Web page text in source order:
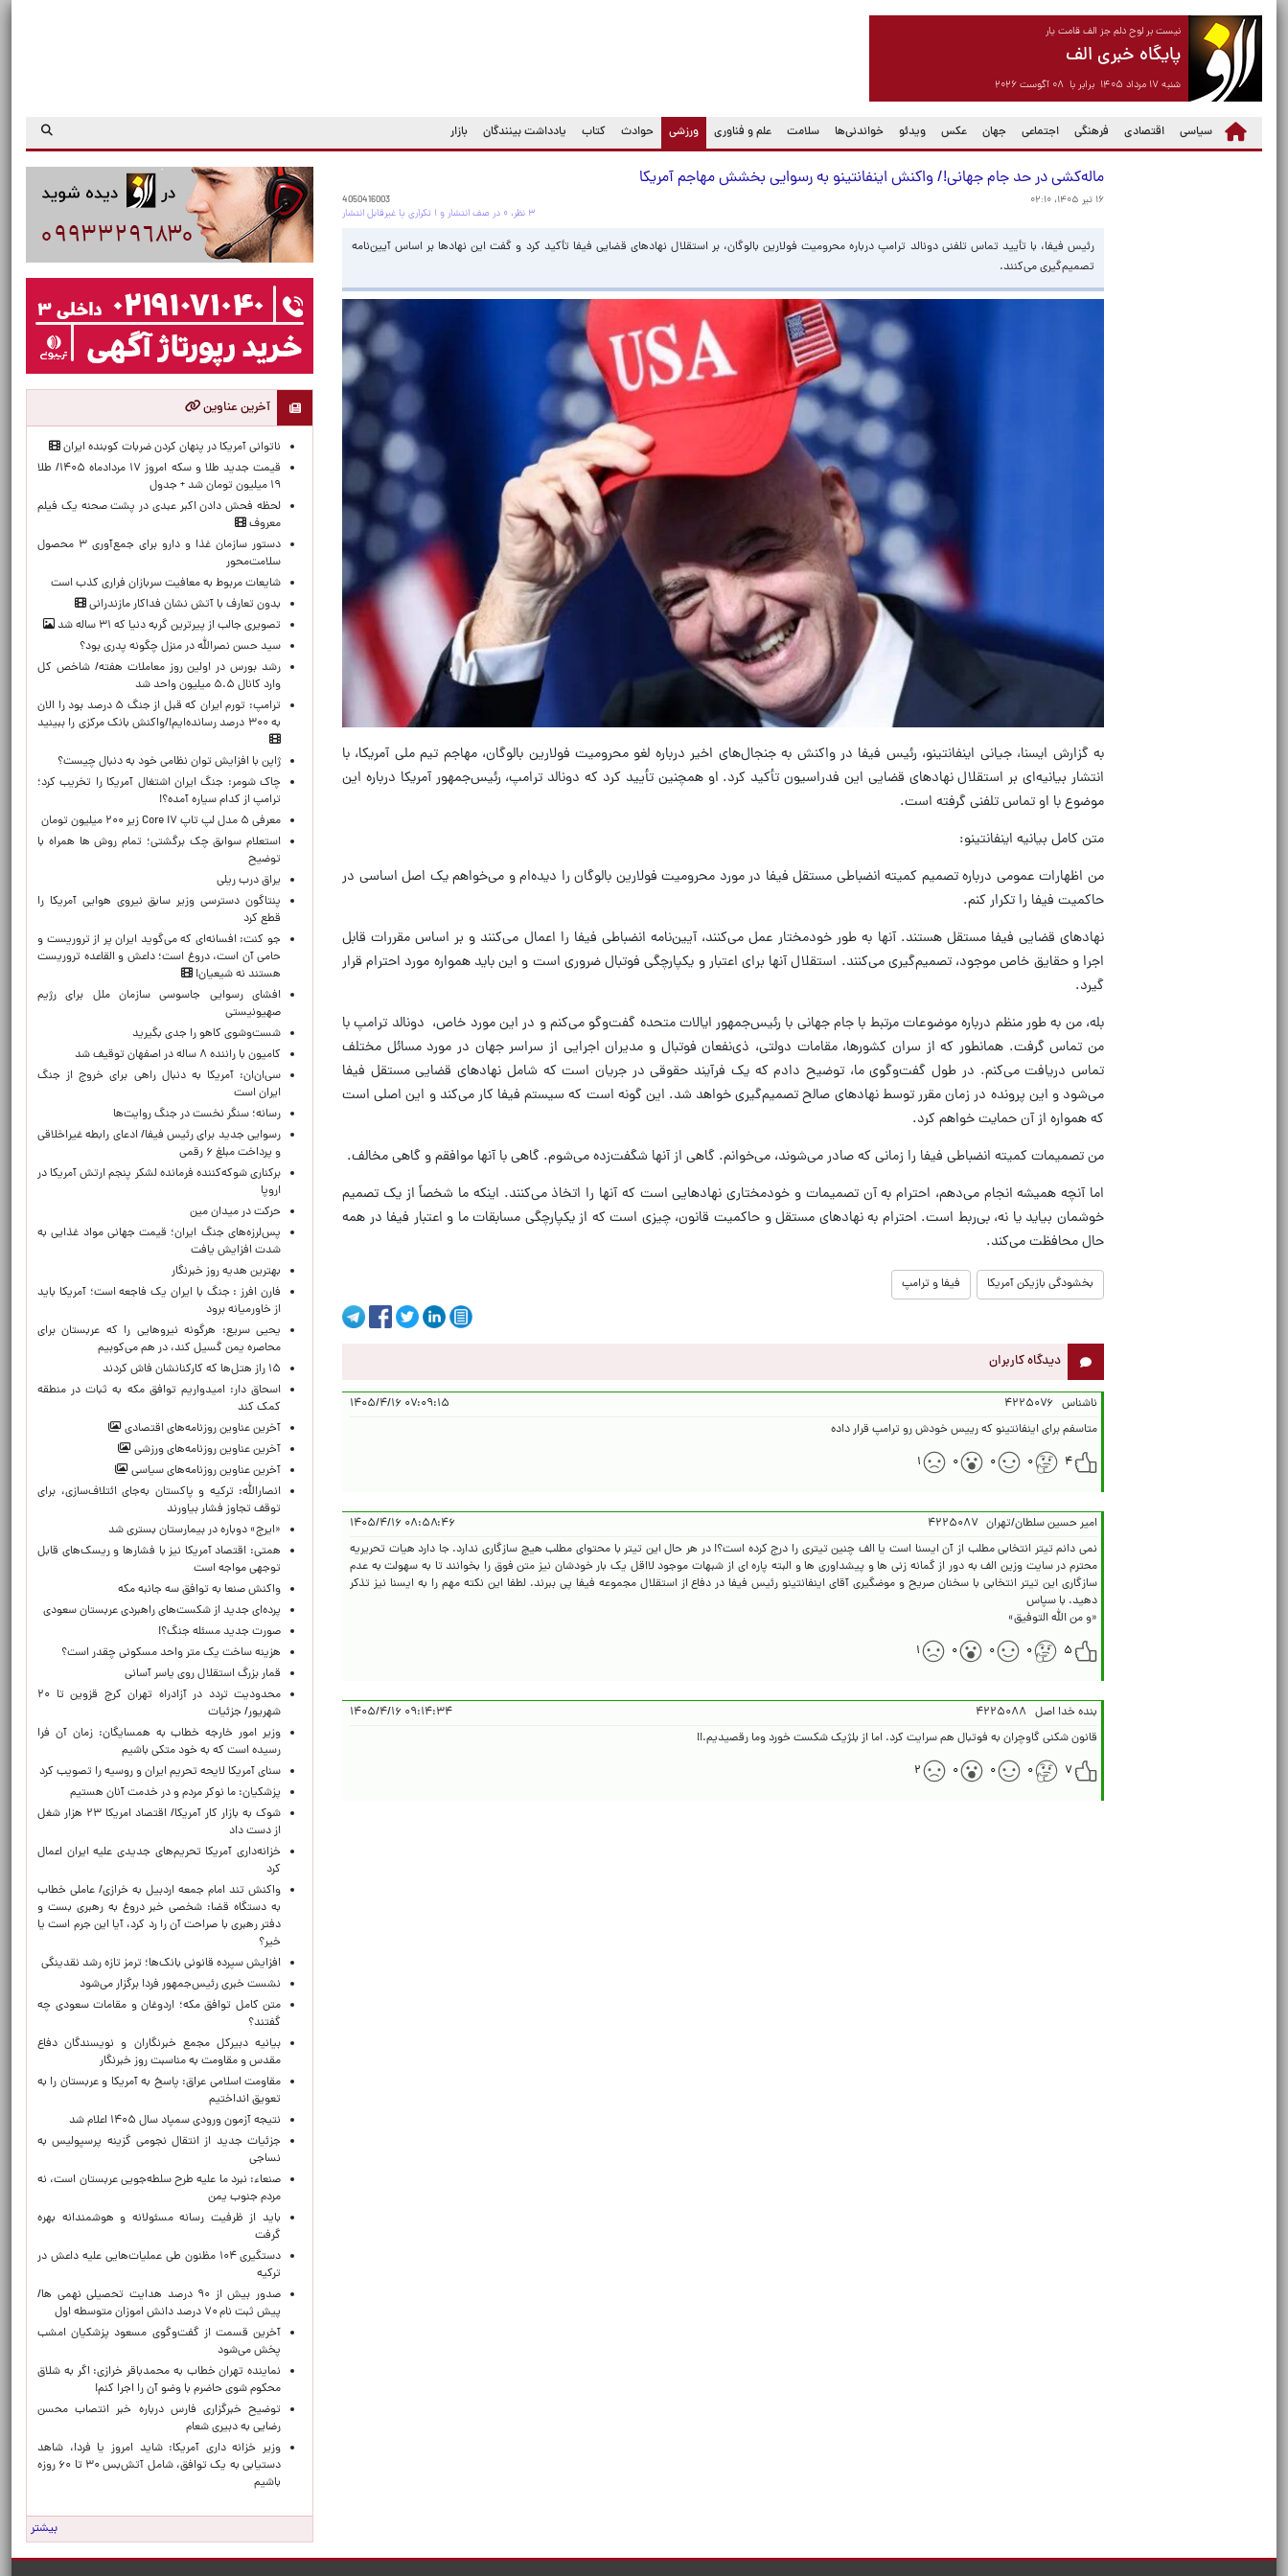
نیست بر لوح دلم جز الف قامت یار
پایگاه خبری الف
شنبه ۱۷ مرداد ۱۴۰۵ برابر با ۰۸ آگوست ۲۰۲۶
سیاسی اقتصادی فرهنگی اجتماعی جهان عکس ویدئو خواندنی‌ها سلامت علم و فناوری ورزشی
(current) حوادث کتاب یادداشت بینندگان بازار
ماله‌کشی در حد جام جهانی!/ واکنش اینفانتینو به رسوایی بخشش مهاجم آمریکا
۱۶ تیر ۱۴۰۵، ۰۲:۱۰
4050416003
۳ نظر، ۰ در صف انتشار و ۱ تکراری یا غیرقابل انتشار
رئیس فیفا، با تأیید تماس تلفنی دونالد ترامپ درباره محرومیت فولارین بالوگان، بر استقلال نهادهای قضایی فیفا تأکید کرد و گفت این نهادها بر اساس آیین‌نامه
تصمیم‌گیری می‌کنند.
به گزارش ایسنا، جیانی اینفانتینو، رئیس فیفا در واکنش به جنجال‌های اخیر درباره لغو محرومیت فولارین بالوگان، مهاجم تیم ملی آمریکا، با
انتشار بیانیه‌ای بر استقلال نهادهای قضایی این فدراسیون تأکید کرد. او همچنین تأیید کرد که دونالد ترامپ، رئیس‌جمهور آمریکا درباره این
موضوع با او تماس تلفنی گرفته است.
متن کامل بیانیه اینفانتینو:
من اظهارات عمومی درباره تصمیم کمیته انضباطی مستقل فیفا در مورد محرومیت فولارین بالوگان را دیده‌ام و می‌خواهم یک اصل اساسی در
حاکمیت فیفا را تکرار کنم.
نهادهای قضایی فیفا مستقل هستند. آنها به طور خودمختار عمل می‌کنند، آیین‌نامه انضباطی فیفا را اعمال می‌کنند و بر اساس مقررات قابل
اجرا و حقایق خاص موجود، تصمیم‌گیری می‌کنند. استقلال آنها برای اعتبار و یکپارچگی فوتبال ضروری است و این باید همواره مورد احترام قرار
گیرد.
بله، من به طور منظم درباره موضوعات مرتبط با جام جهانی با رئیس‌جمهور ایالات متحده گفت‌وگو می‌کنم و در این مورد خاص، دونالد ترامپ با
من تماس گرفت. همانطور که از سران کشورها، مقامات دولتی، ذی‌نفعان فوتبال و مدیران اجرایی از سراسر جهان در مورد مسائل مختلف
تماس دریافت می‌کنم. در طول گفت‌وگوی ما، توضیح دادم که یک فرآیند حقوقی در جریان است که شامل نهادهای قضایی مستقل فیفا
می‌شود و این پرونده در زمان مقرر توسط نهادهای صالح تصمیم‌گیری خواهد شد. این گونه است که سیستم فیفا کار می‌کند و این اصلی است
که همواره از آن حمایت خواهم کرد.
من تصمیمات کمیته انضباطی فیفا را زمانی که صادر می‌شوند، می‌خوانم. گاهی از آنها شگفت‌زده می‌شوم. گاهی با آنها موافقم و گاهی مخالف.
اما آنچه همیشه انجام می‌دهم، احترام به آن تصمیمات و خودمختاری نهادهایی است که آنها را اتخاذ می‌کنند. اینکه ما شخصاً از یک تصمیم
خوشمان بیاید یا نه، بی‌ربط است. احترام به نهادهای مستقل و حاکمیت قانون، چیزی است که از یکپارچگی مسابقات ما و اعتبار فیفا در همه
حال محافظت می‌کند.
بخشودگی بازیکن آمریکا فیفا و ترامپ
دیدگاه کاربران
ناشناس ۴۲۲۵۰۷۶
۰۷:۰۹:۱۵ ۱۴۰۵/۴/۱۶
متاسفم برای اینفانتینو که رییس خودش رو ترامپ قرار داده
۴
۰ ۰ ۰ ۱
امیر حسین سلطان/تهران ۴۲۲۵۰۸۷
۰۸:۵۸:۴۶ ۱۴۰۵/۴/۱۶
نمی دانم تیتر انتخابی مطلب از آن ایسنا است یا الف چنین تیتری را درج کرده است؟! در هر حال این تیتر با محتوای مطلب هیچ سازگاری ندارد. جا دارد هیات تحریریه
محترم در سایت وزین الف به دور از گمانه زنی ها و پیشداوری ها و البته پاره ای از شبهات موجود لااقل یک بار خودشان نیز متن فوق را بخوانند تا به سهولت به عدم
سازگاری این تیتر انتخابی با سخنان صریح و موضگیری آقای اینفانتینو رئیس فیفا در دفاع از استقلال مجموعه فیفا پی ببرند. لطفا این نکته مهم را به ایسنا نیز تذکر
«و من الله التوفیق»
۵
۰ ۰ ۰ ۱
بنده خدا اصل ۴۲۲۵۰۸۸
۰۹:۱۴:۳۴ ۱۴۰۵/۴/۱۶
قانون شکنی گاوچران به فوتبال هم سرایت کرد. اما از بلژیک شکست خورد وما رقصیدیم.!!
۷
۰ ۰ ۰ ۲
آخرین عناوین
ناتوانی آمریکا در پنهان کردن ضربات کوبنده ایران
قیمت جدید طلا و سکه امروز ۱۷ مردادماه ۱۴۰۵/ طلا
۱۹ میلیون تومان شد + جدول
لحظه‌ فحش دادن اکبر عبدی در پشت صحنه یک فیلم
معروف
دستور سازمان غذا و دارو برای جمع‌آوری ۳ محصول
سلامت‌محور
شایعات مربوط به معافیت سربازان فراری کذب است
بدون تعارف با آتش نشان فداکار مازندرانی
تصویری جالب از پیرترین گربه دنیا که ۳۱ ساله شد
سید حسن نصرالله در منزل چگونه پدری بود؟
رشد بورس در اولین روز معاملات هفته/ شاخص کل
وارد کانال ۵.۵ میلیون واحد شد
ترامپ: تورم ایران که قبل از جنگ ۵ درصد بود را الان
به ۳۰۰ درصد رسانده‌ایم!/واکنش بانک مرکزی را ببینید
ژاپن با افزایش توان نظامی خود به دنبال چیست؟
چاک شومر: جنگ ایران اشتغال آمریکا را تخریب کرد؛
ترامپ از کدام سیاره آمده؟!
معرفی ۵ مدل لپ تاپ Core i۷ زیر ۲۰۰ میلیون تومان
استعلام سوابق چک برگشتی؛ تمام روش ها همراه با
توضیح
یراق درب ریلی
پنتاگون دسترسی وزیر سابق نیروی هوایی آمریکا را
قطع کرد
جو کنت: افسانه‌ای که می‌گوید ایران پر از تروریست و
حامی آن است، دروغ است؛ داعش و القاعده تروریست
هستند نه شیعیان!
افشای رسوایی جاسوسی سازمان ملل برای رژیم
صهیونیستی
شست‌وشوی کاهو را جدی بگیرید
کامیون با راننده ۸ ساله در اصفهان توقیف شد
سی‌ان‌ان: آمریکا به دنبال راهی برای خروج از جنگ
ایران است
رسانه؛ سنگر نخست در جنگ روایت‌ها
رسوایی جدید برای رئیس فیفا/ ادعای رابطه غیراخلاقی
و پرداخت مبلغ ۶ رقمی
برکناری شوکه‌کننده فرمانده لشکر پنجم ارتش آمریکا در
اروپا
حركت در ميدان مين
پس‌لرزه‌های جنگ ایران؛ قیمت جهانی مواد غذایی به
شدت افزایش یافت
بهترین هدیه روز خبرنگار
فارن افرز : جنگ با ایران یک فاجعه است؛ آمریکا باید
از خاورمیانه برود
یحیی سریع: هرگونه نیروهایی را که عربستان برای
محاصره یمن گسیل کند، در هم می‌کوبیم
۱۵ راز هتل‌ها که کارکنانشان فاش کردند
اسحاق دار: امیدواریم توافق مکه به ثبات در منطقه
کمک کند
آخرین عناوین روزنامه‌های اقتصادی
آخرین عناوین روزنامه‌های ورزشی
آخرین عناوین روزنامه‌های سیاسی
انصارالله: ترکیه و پاکستان به‌جای ائتلاف‌سازی، برای
توقف تجاوز فشار بیاورند
«ایرج» دوباره در بیمارستان بستری شد
همتی: اقتصاد آمریکا نیز با فشارها و ریسک‌های قابل
توجهی مواجه است
واکنش صنعا به توافق سه جانبه مکه
پرده‌ای جدید از شکست‌های راهبردی عربستان سعودی
صورت جدید مسئله جنگ؟!
هزینه ساخت یک متر واحد مسکونی چقدر است؟
قمار بزرگ استقلال روی یاسر آسانی
محدودیت تردد در آزادراه تهران کرج قزوین تا ۲۰
شهریور/ جزئیات
وزیر امور خارجه خطاب به همسایگان: زمان آن فرا
رسیده است که به خود متکی باشیم
سنای آمریکا لایحه تحریم ایران و روسیه را تصویب کرد
پزشکیان: ما نوکر مردم و در خدمت آنان هستیم
شوک به بازار کار آمریکا/ اقتصاد امریکا ۲۳ هزار شغل
از دست داد
خزانه‌داری آمریکا تحریم‌های جدیدی علیه ایران اعمال
کرد
واکنش تند امام جمعه اردبیل به خرازی/ عاملی خطاب
به دستگاه قضا: شخصی خبر دروغ به رهبری بست و
دفتر رهبری با صراحت آن را رد کرد، آیا این جرم است یا
خیر؟
افزایش سپرده قانونی بانک‌ها؛ ترمز تازه رشد نقدینگی
نشست خبری رئیس‌جمهور فردا برگزار می‌شود
متن کامل توافق مکه؛ اردوغان و مقامات سعودی چه
گفتند؟
بیانیه دبیرکل مجمع خبرنگاران و نویسندگان دفاع
مقدس و مقاومت به مناسبت روز خبرنگار
مقاومت اسلامی عراق: پاسخ به آمریکا و عربستان را به
تعویق انداختیم
نتیجه آزمون ورودی سمپاد سال ۱۴۰۵ اعلام شد
جزئیات جدید از انتقال نجومی گزینه پرسپولیس به
نساجی
صنعاء: نبرد ما علیه طرح سلطه‌جویی عربستان است، نه
مردم جنوب یمن
باید از ظرفیت رسانه مسئولانه و هوشمندانه بهره
گرفت
دستگیری ۱۰۴ مظنون طی عملیات‌هایی علیه داعش در
ترکیه
صدور بیش از ۹۰ درصد هدایت تحصیلی نهمی ها/
پیش ثبت نام ۷۰ درصد دانش اموزان متوسطه اول
آخرین قسمت از گفت‌وگوی مسعود پزشکیان امشب
پخش می‌شود
نماینده تهران خطاب به محمدباقر خرازی: اگر به شلاق
محکوم شوی حاضرم با وضو آن را اجرا کنم!
توضیح خبرگزاری فارس درباره خبر انتصاب محسن
رضایی به دبیری شعام
وزیر خزانه داری آمریکا: شاید امروز یا فردا، شاهد
دستیابی به یک توافق، شامل آتش‌بس ۳۰ تا ۶۰ روزه
باشیم
بیشتر